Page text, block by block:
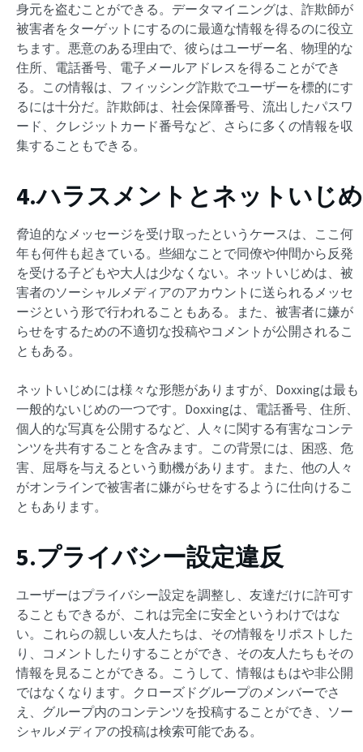
身元を盗むことができる。データマイニングは、詐欺師が
被害者をターゲットにするのに最適な情報を得るのに役立
ちます。悪意のある理由で、彼らはユーザー名、物理的な
住所、電話番号、電子メールアドレスを得ることができ
る。この情報は、フィッシング詐欺でユーザーを標的にす
るには十分だ。詐欺師は、社会保障番号、流出したパスワ
ード、クレジットカード番号など、さらに多くの情報を収
集することもできる。
4.ハラスメントとネットいじめ
脅迫的なメッセージを受け取ったというケースは、ここ何
年も何件も起きている。些細なことで同僚や仲間から反発
を受ける子どもや大人は少なくない。ネットいじめは、被
害者のソーシャルメディアのアカウントに送られるメッセ
ージという形で行われることもある。また、被害者に嫌が
らせをするための不適切な投稿やコメントが公開されるこ
ともある。
ネットいじめには様々な形態がありますが、Doxxingは最も
一般的ないじめの一つです。Doxxingは、電話番号、住所、
個人的な写真を公開するなど、人々に関する有害なコンテ
ンツを共有することを含みます。この背景には、困惑、危
害、屈辱を与えるという動機があります。また、他の人々
がオンラインで被害者に嫌がらせをするように仕向けるこ
ともあります。
5.プライバシー設定違反
ユーザーはプライバシー設定を調整し、友達だけに許可す
ることもできるが、これは完全に安全というわけではな
い。これらの親しい友人たちは、その情報をリポストした
り、コメントしたりすることができ、その友人たちもその
情報を見ることができる。こうして、情報はもはや非公開
ではなくなります。クローズドグループのメンバーでさ
え、グループ内のコンテンツを投稿することができ、ソー
シャルメディアの投稿は検索可能である。